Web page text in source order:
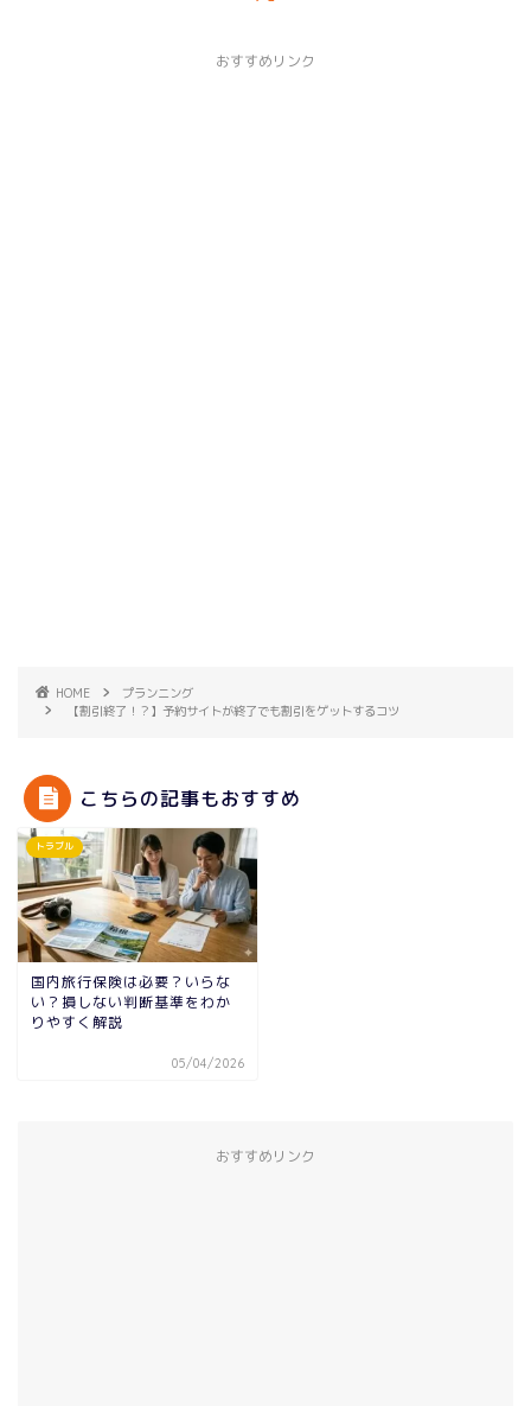
おすすめリンク
HOME
プランニング
【割引終了！？】予約サイトが終了でも割引をゲットするコツ
こちらの記事もおすすめ
トラブル
国内旅行保険は必要？いらな
い？損しない判断基準をわか
りやすく解説
05/04/2026
おすすめリンク